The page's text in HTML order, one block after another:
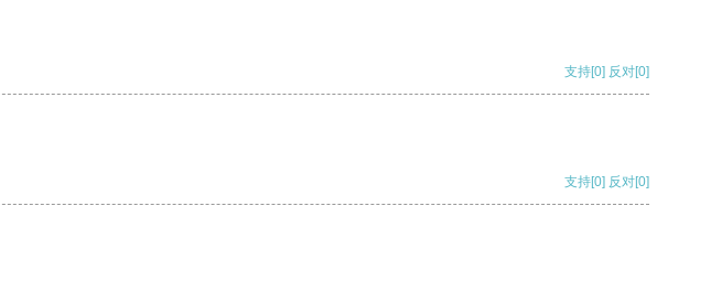
支持[0] 反对[0]
支持[0] 反对[0]